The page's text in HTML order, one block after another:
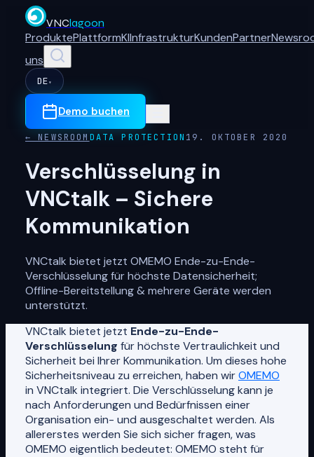
VNClagoon
ProduktePlattformKIInfrastrukturKundenPartner
uns
DE ▾
Demo buchen
← NEWSROOM DATA PROTECTION 19. OKTOBER 2020
Verschlüsselung in
VNCtalk – Sichere
Kommunikation
VNCtalk bietet jetzt OMEMO Ende-zu-Ende-
Verschlüsselung für höchste Datensicherheit;
Offline-Bereitstellung & mehrere Geräte werden
unterstützt.
VNCtalk bietet jetzt Ende-zu-Ende-
Verschlüsselung für höchste Vertraulichkeit und
Sicherheit bei Ihrer Kommunikation. Um dieses hohe
Sicherheitsniveau zu erreichen, haben wirOMEMO
in VNCtalk integriert. Die Verschlüsselung kann je
nach Anforderungen und Bedürfnissen einer
Organisation ein- und ausgeschaltet werden. Als
allererstes werden Sie sich sicher fragen, was
OMEMO eigentlich bedeutet: OMEMO steht für